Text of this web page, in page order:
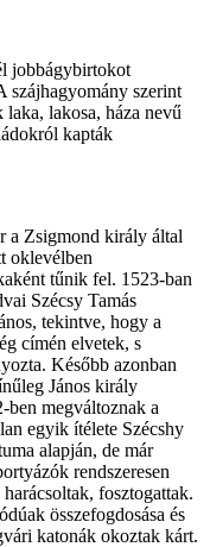
jobbágybirtokot
szájhagyomány szerint
lakosa, háza nevű
kapták
a Zsigmond király által
oklevélben
tűnik fel. 1523-ban
Szécsy Tamás
tekintve, hogy a
címén elvetek, s
Később azonban
János király
ben megváltoznak a
egyik ítélete Szécshy
alapján, de már
rendszeresen
fosztogattak.
összefogdosása és
katonák okoztak kárt.